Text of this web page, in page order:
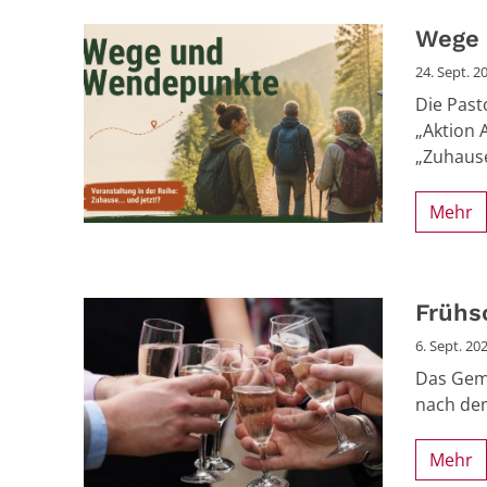
24. Sept.
Die
„Aktion
Mehr
6. Sept.
Das
nach
Mehr